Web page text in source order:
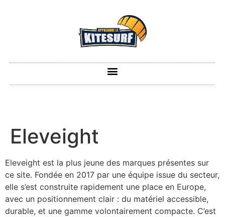
Eleveight
Eleveight est la plus jeune des marques présentes sur
ce site. Fondée en 2017 par une équipe issue du secteur,
elle s’est construite rapidement une place en Europe,
avec un positionnement clair : du matériel accessible,
durable, et une gamme volontairement compacte. C’est